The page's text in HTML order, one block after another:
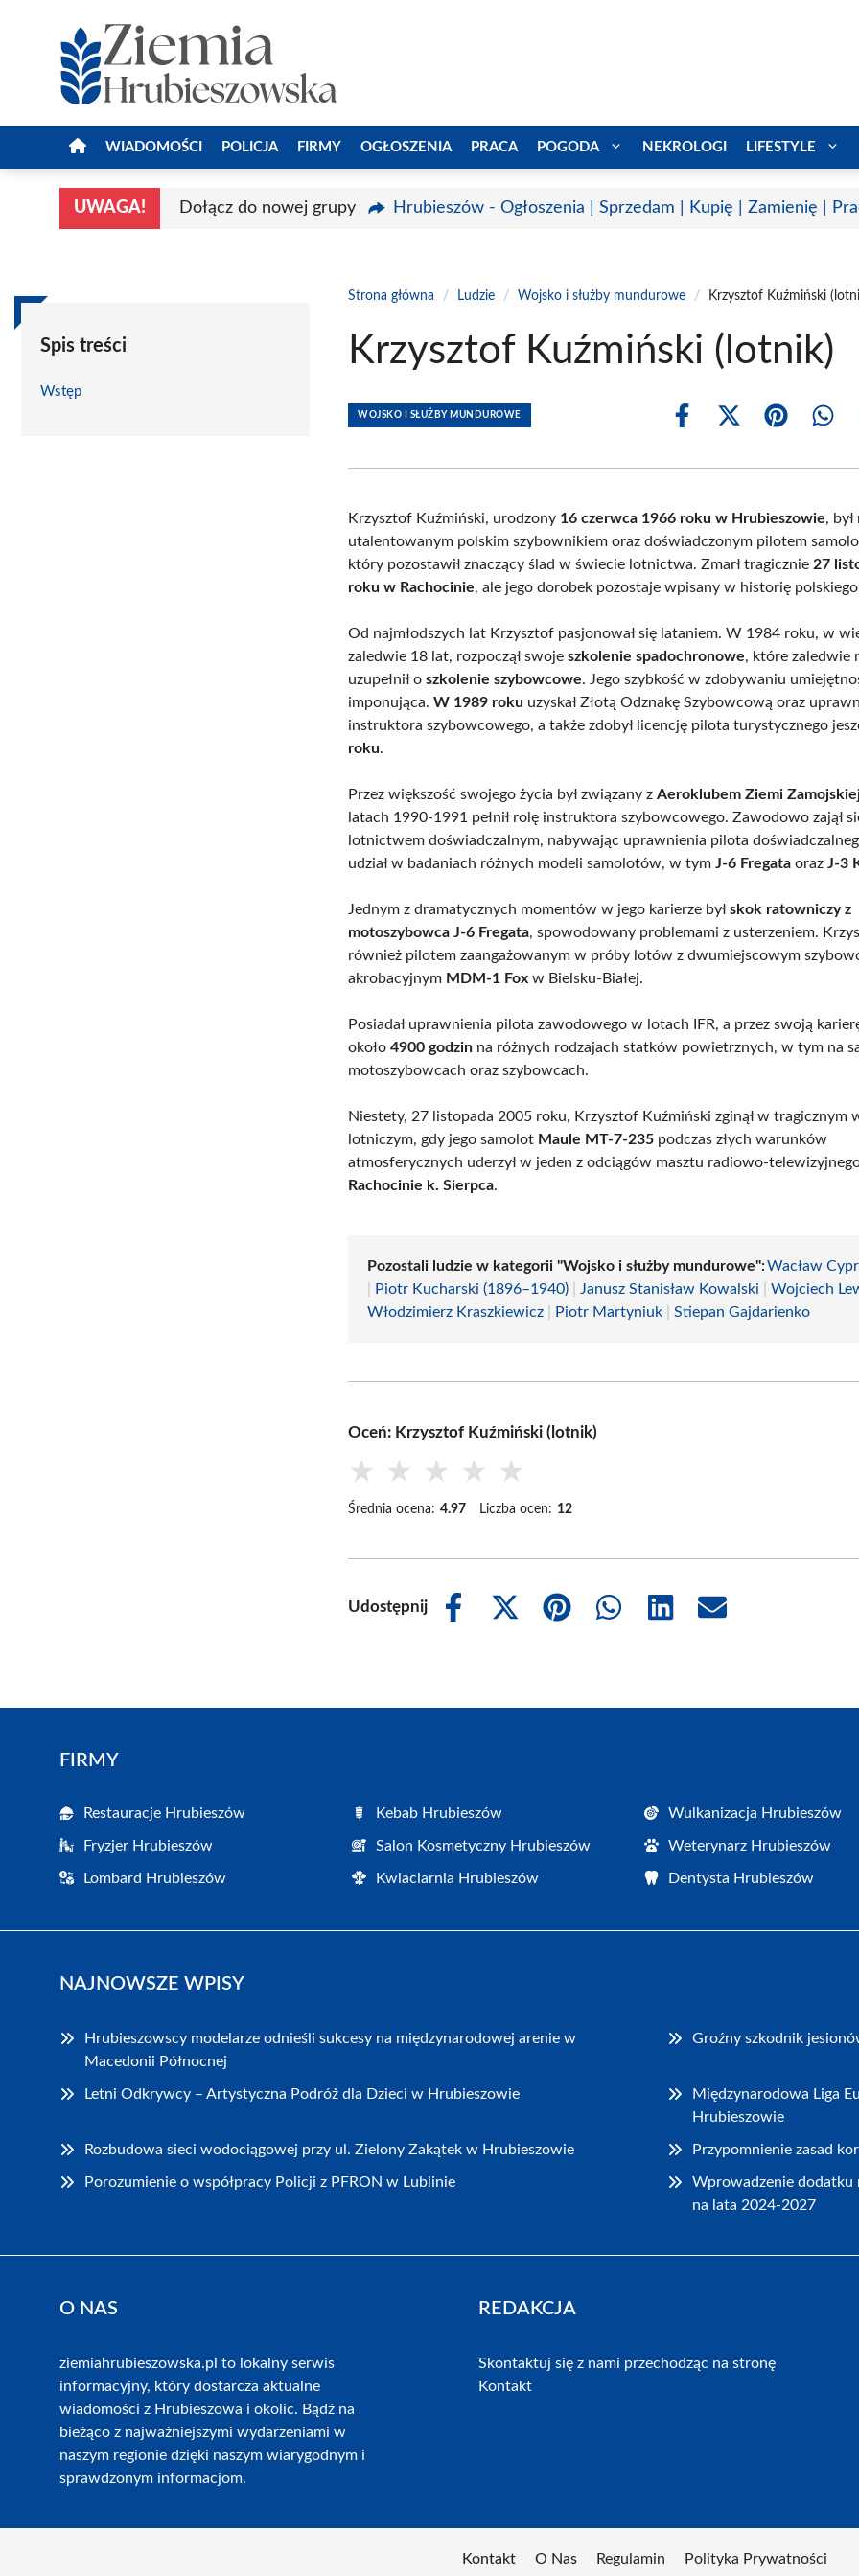
WIADOMOŚCI POLICJA FIRMY OGŁOSZENIA PRACA POGODA NEKROLOGI LIFESTYLE
UWAGA! Dołącz do nowej grupy Hrubieszów - Ogłoszenia | Sprzedam | Kupię | Zamienię |
Spis treści
Wstęp
Strona główna / Ludzie / Wojsko i służby mundurowe / Krzysztof Kuźmiński
Krzysztof Kuźmiński (lotnik)
WOJSKO I SŁUŻBY MUNDUROWE
Share
Share
(Twitter)
Share Share
Krzysztof Kuźmiński, urodzony 16 czerwca 1966 roku w Hrubieszowie,
utalentowanym polskim szybownikiem oraz doświadczonym pilotem
który pozostawił znaczący ślad w świecie lotnictwa. Zmarł tragicznie 27
roku w Rachocinie, ale jego dorobek pozostaje wpisany w historię
Od najmłodszych lat Krzysztof pasjonował się lataniem. W 1984 roku, w
zaledwie 18 lat, rozpoczął swojeszkolenie spadochronowe, które zaledwie
uzupełnił oszkolenie szybowcowe. Jego szybkość w zdobywaniu
imponująca.W 1989 roku uzyskał Złotą Odznakę Szybowcową oraz
instruktora szybowcowego, a także zdobył licencję pilota turystycznego
roku.
Przez większość swojego życia był związany zAeroklubem Ziemi
latach 1990-1991 pełnił rolę instruktora szybowcowego. Zawodowo zajął
lotnictwem doświadczalnym, nabywając uprawnienia pilota
udział w badaniach różnych modeli samolotów, w tymJ-6 Fregata orazJ-3
Jednym z dramatycznych momentów w jego karierze byłskok ratowniczy z
motoszybowca J-6 Fregata, spowodowany problemami z usterzeniem.
również pilotem zaangażowanym w próby lotów z dwumiejscowym
akrobacyjnym MDM-1 Fox w Bielsku-Białej.
Posiadał uprawnienia pilota zawodowego w lotach IFR, a przez swoją
około4900 godzin na różnych rodzajach statków powietrznych, w tym na
motoszybowcach oraz szybowcach.
Niestety, 27 listopada 2005 roku, Krzysztof Kuźmiński zginął w tragicznym
lotniczym, gdy jego samolot Maule MT-7-235 podczas złych warunków
atmosferycznych uderzył w jeden z odciągów masztu radiowo-
Rachocinie k. Sierpca.
Pozostali ludzie w kategorii "Wojsko i służby mundurowe":Wacław
Piotr Kucharski (1896–1940) Janusz Stanisław Kowalski |Wojciech
Włodzimierz Kraszkiewicz
Piotr Martyniuk |Stiepan Gajdarienko
Oceń: Krzysztof Kuźmiński (lotnik)
★ ★ ★ ★ ★
Średnia ocena: 4.97 Liczba ocen: 12
Udostępnij
Share
Share
Share
Share
Share
Share
FIRMY
Restauracje Hrubieszów Kebab Hrubieszów Wulkanizacja Hrubieszów
Fryzjer Hrubieszów Salon Kosmetyczny Hrubieszów Weterynarz Hrubieszów
Lombard Hrubieszów Kwiaciarnia Hrubieszów Dentysta Hrubieszów
NAJNOWSZE WPISY
Hrubieszowscy modelarze odnieśli sukcesy na międzynarodowej arenie w
Macedonii Północnej
Groźny szkodnik
Letni Odkrywcy – Artystyczna Podróż dla Dzieci w Hrubieszowie
Międzynarodowa Liga
Hrubieszowie
Rozbudowa sieci wodociągowej przy ul. Zielony Zakątek w Hrubieszowie Przypomnienie zasad
Porozumienie o współpracy Policji z PFRON w Lublinie
Wprowadzenie dodatku
na lata 2024-2027
O NAS
ziemiahrubieszowska.pl to lokalny serwis
informacyjny, który dostarcza aktualne
wiadomości z Hrubieszowa i okolic. Bądź na
bieżąco z najważniejszymi wydarzeniami w
naszym regionie dzięki naszym wiarygodnym i
sprawdzonym informacjom.
REDAKCJA
Skontaktuj się z nami przechodząc na stronę
Kontakt
Kontakt O Nas Regulamin Polityka Prywatności